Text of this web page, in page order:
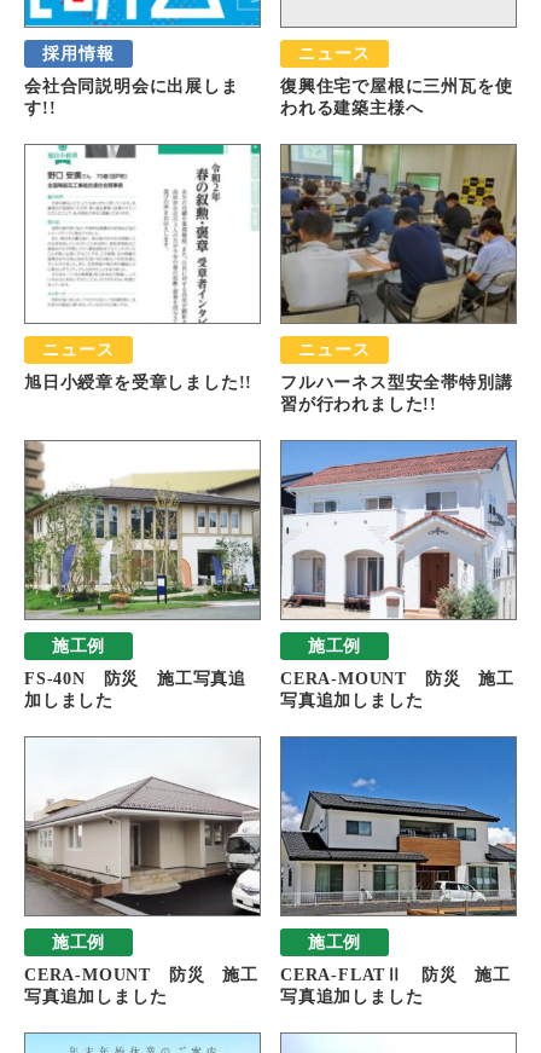
採用情報
会社合同説明会に出展しま
す!!
ニュース
復興住宅で屋根に三州瓦を使
われる建築主様へ
ニュース
旭日小綬章を受章しました!!
ニュース
フルハーネス型安全帯特別講
習が行われました!!
施工例
FS-40N 防災 施工写真追
加しました
施工例
CERA-MOUNT 防災 施工
写真追加しました
施工例
CERA-MOUNT 防災 施工
写真追加しました
施工例
CERA-FLATⅡ 防災 施工
写真追加しました